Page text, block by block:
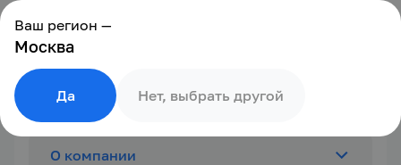
О компании
Ваш регион —
Москва
Нет, выбрать другой
Да